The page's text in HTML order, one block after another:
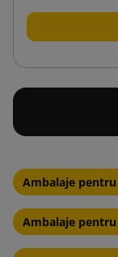
Ambalaje pentru
Ambalaje pentru